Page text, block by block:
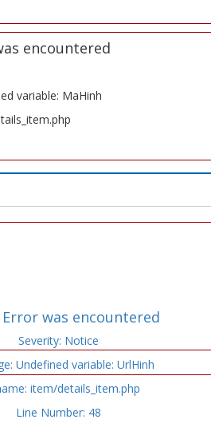
encountered
variable: MaHinh
Error was encountered
Severity: Notice
Undefined variable: UrlHinh
item/details_item.php
Line Number: 48